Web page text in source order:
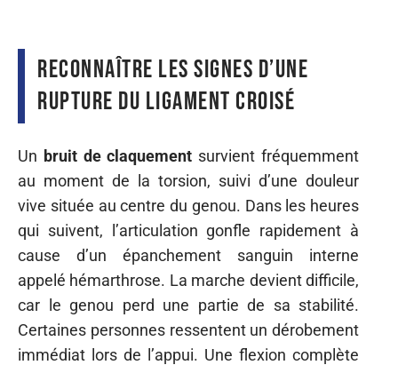
Reconnaître les signes d’une
rupture du ligament croisé
Un bruit de claquement survient fréquemment
au moment de la torsion, suivi d’une douleur
vive située au centre du genou. Dans les heures
qui suivent, l’articulation gonfle rapidement à
cause d’un épanchement sanguin interne
appelé hémarthrose. La marche devient difficile,
car le genou perd une partie de sa stabilité.
Certaines personnes ressentent un dérobement
immédiat lors de l’appui. Une flexion complète